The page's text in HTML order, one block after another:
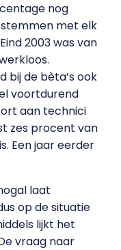
nog
stemmen met elk
2003 was van
bij de bèta’s ook
voortdurend
aan technici
zes procent van
Een jaar eerder
laat
op de situatie
lijkt het
vraag naar